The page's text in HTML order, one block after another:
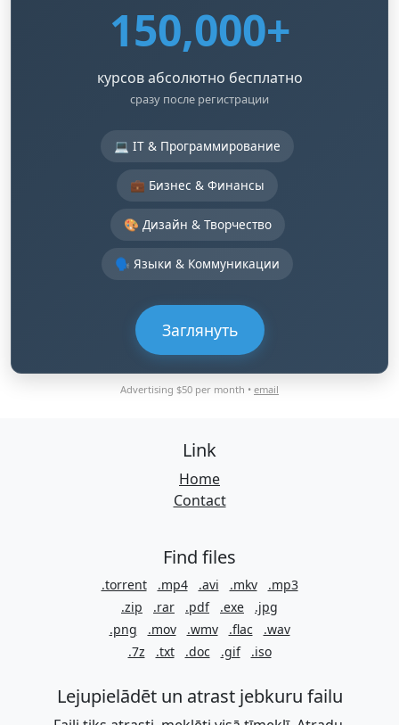
150,000+
курсов абсолютно бесплатно
сразу после регистрации
💻 IT & Программирование
💼 Бизнес & Финансы
🎨 Дизайн & Творчество
🗣️ Языки & Коммуникации
Заглянуть
Advertising $50 per month • email
Link
Home
Contact
Find files
.torrent .mp4 .avi .mkv
.mp3
.zip
.rar .pdf .exe
.jpg
.png
.mov .wmv .flac
.wav
.7z
.txt .doc .gif .iso
Lejupielādēt un atrast jebkuru failu